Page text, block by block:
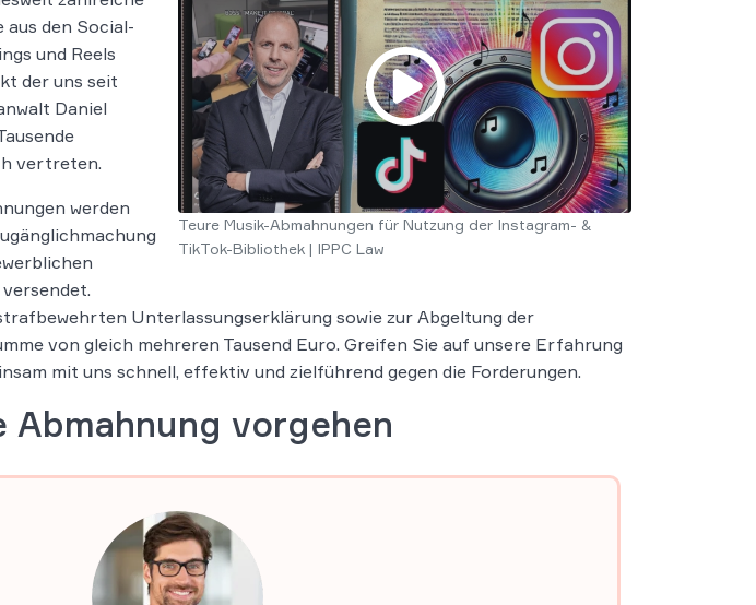
Teure Musik-Abmahnungen für Nutzung der Instagram- &
TikTok-Bibliothek | IPPC Law
den Social-
und Reels
der uns seit
Daniel
vertreten.
werden
Unterlassungserklärung sowie zur Abgeltung der
von gleich mehreren Tausend Euro. Greifen Sie auf unsere Erfahrung
mit uns schnell, effektiv und zielführend gegen die Forderungen.
vorgehen